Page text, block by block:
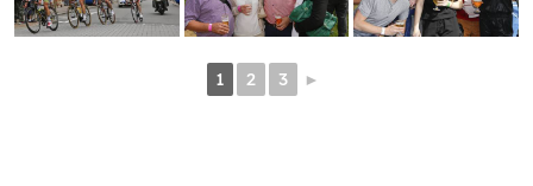
1 2 3 ►